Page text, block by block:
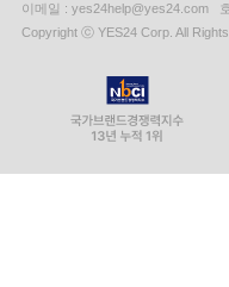
이메일 : yes24help@yes24.com
Copyright ⓒ YES24 Corp. All